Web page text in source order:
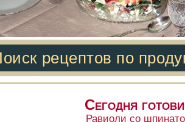
рецептов по
Сегодня
Равиоли со